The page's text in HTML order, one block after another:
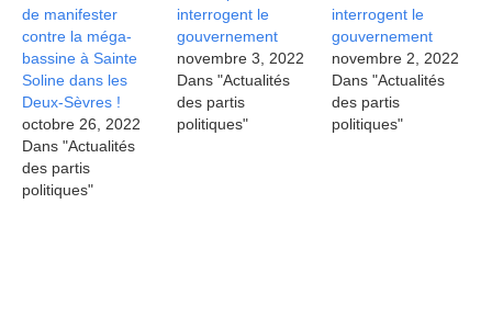
de manifester
contre la méga-
bassine à Sainte
Soline dans les
Deux-Sèvres !
octobre 26, 2022
Dans "Actualités
des partis
politiques"
interrogent le
gouvernement
novembre 3, 2022
Dans "Actualités
des partis
politiques"
interrogent le
gouvernement
novembre 2, 2022
Dans "Actualités
des partis
politiques"